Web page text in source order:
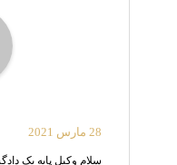
28 مارس 2021